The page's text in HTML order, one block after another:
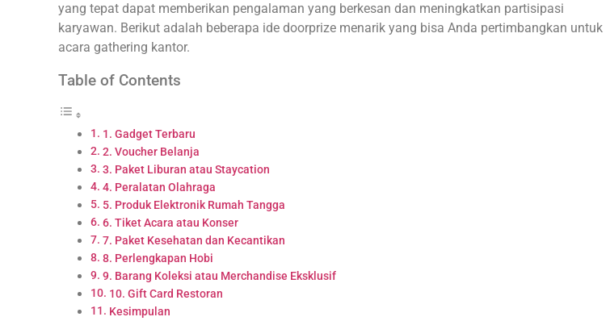
yang tepat dapat memberikan pengalaman yang berkesan dan meningkatkan partisipasi
karyawan. Berikut adalah beberapa ide doorprize menarik yang bisa Anda pertimbangkan untuk
acara gathering kantor.
Table of Contents
1. Gadget Terbaru
2. Voucher Belanja
3. Paket Liburan atau Staycation
4. Peralatan Olahraga
5. Produk Elektronik Rumah Tangga
6. Tiket Acara atau Konser
7. Paket Kesehatan dan Kecantikan
8. Perlengkapan Hobi
9. Barang Koleksi atau Merchandise Eksklusif
10. Gift Card Restoran
Kesimpulan